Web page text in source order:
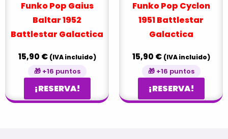
Funko Pop Gaius
Baltar 1952
Battlestar Galactica
15,90 € (IVA incluido)
🎁 +16 puntos
¡RESERVA!
Funko Pop Cyclon
1951 Battlestar
Galactica
15,90 € (IVA incluido)
🎁 +16 puntos
¡RESERVA!